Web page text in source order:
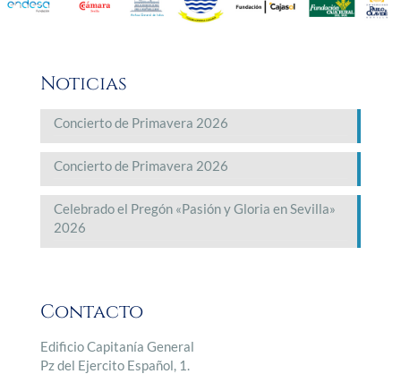
Noticias
Concierto de Primavera 2026
Concierto de Primavera 2026
Celebrado el Pregón «Pasión y Gloria en Sevilla»
2026
Contacto
Edificio Capitanía General
Pz del Ejercito Español, 1.